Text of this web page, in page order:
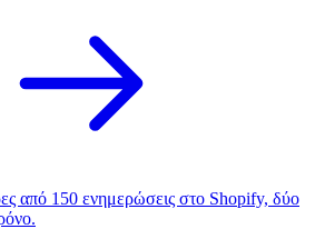
από 150 ενημερώσεις στο Shopify, δύο